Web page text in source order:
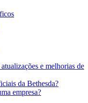
e melhorias de
da Bethesda?
empresa?